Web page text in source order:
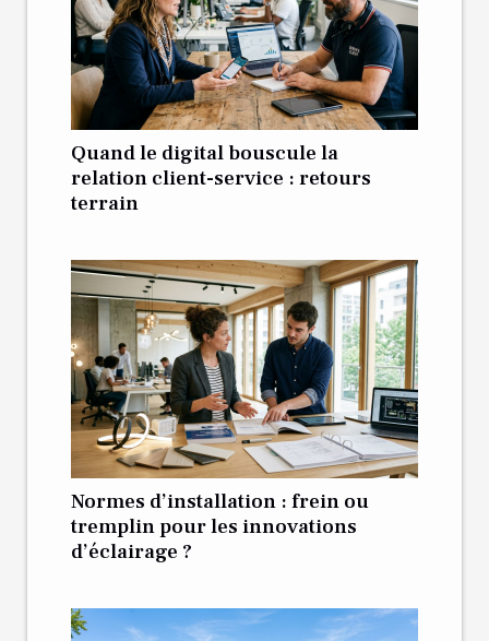
Quand le digital bouscule la
relation client-service : retours
terrain
Normes d’installation : frein ou
tremplin pour les innovations
d’éclairage ?